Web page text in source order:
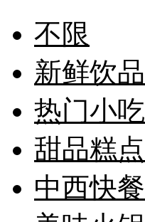
不限
新鲜饮品
热门小吃
甜品糕点
中西快餐